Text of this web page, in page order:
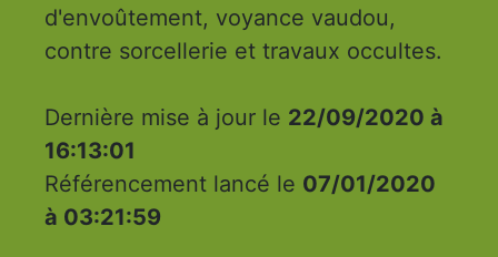
d'envoûtement, voyance vaudou,
contre sorcellerie et travaux occultes.
Dernière mise à jour le 22/09/2020 à
16:13:01
Référencement lancé le 07/01/2020
à 03:21:59